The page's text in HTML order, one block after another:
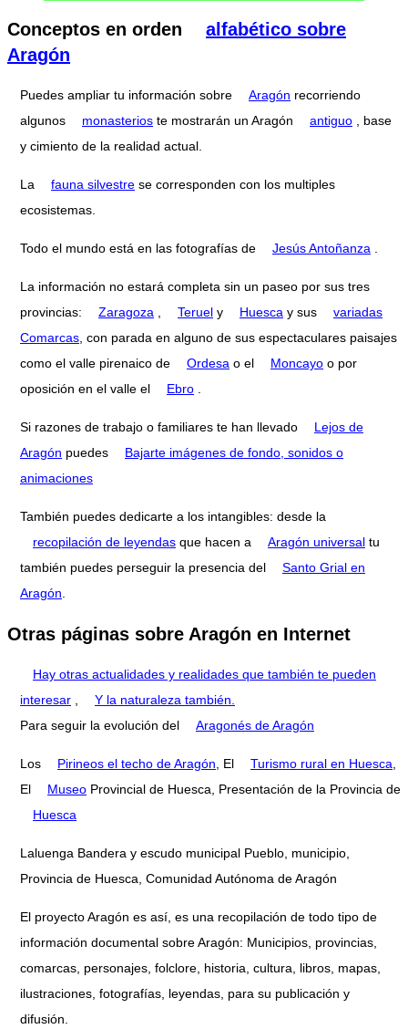
Conceptos en orden
alfabético sobre
Aragón
Puedes ampliar tu información sobre Aragón recorriendo
algunos
monasterios te mostrarán un Aragón antiguo , base
y cimiento de la realidad actual.
La fauna silvestre se corresponden con los multiples
ecosistemas.
Todo el mundo está en las fotografías de Jesús Antoñanza .
La información no estará completa sin un paseo por sus tres
provincias:
Zaragoza , Teruel y Huesca y sus
variadas
Comarcas, con parada en alguno de sus espectaculares paisajes
como el valle pirenaico de
Ordesa o el Moncayo o por
oposición en el valle el
Ebro .
Si razones de trabajo o familiares te han llevado
Lejos de
Aragón puedes
Bajarte imágenes de fondo, sonidos o
animaciones
También puedes dedicarte a los intangibles: desde la
recopilación de leyendas que hacen a Aragón universal tu
también puedes perseguir la presencia del
Santo Grial en
Aragón.
Otras páginas sobre Aragón en Internet
Hay otras actualidades y realidades que también te pueden
interesar ,
Y la naturaleza también.
Para seguir la evolución del
Aragonés de Aragón
Los Pirineos el techo de Aragón, El Turismo rural en Huesca,
El
Museo Provincial de Huesca, Presentación de la Provincia de
Huesca
Laluenga Bandera y escudo municipal Pueblo, municipio,
Provincia de Huesca, Comunidad Autónoma de Aragón
El proyecto Aragón es así, es una recopilación de todo tipo de
información documental sobre Aragón: Municipios, provincias,
comarcas, personajes, folclore, historia, cultura, libros, mapas,
ilustraciones, fotografías, leyendas, para su publicación y
difusión.